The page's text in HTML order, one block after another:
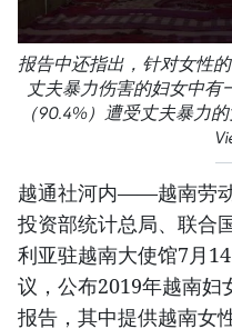
报告中还指出，针对女性
丈夫暴力伤害的妇女中有
（90.4%）遭受丈夫暴力
越通社河内——越南劳
投资部统计总局、联合
利亚驻越南大使馆7月
议，公布2019年越南妇
报告，其中提供越南女